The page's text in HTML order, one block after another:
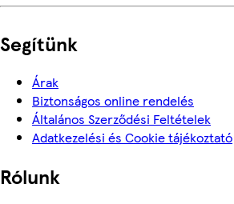
Segítünk
Árak
Biztonságos online rendelés
Általános Szerződési Feltételek
Adatkezelési és Cookie tájékoztató
Rólunk